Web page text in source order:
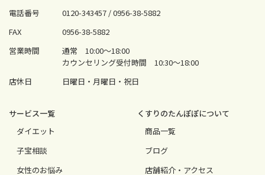
電話番号
0120-343457 /0956-38-5882
FAX
0956-38-5882
営業時間
通常 10:00〜18:00
カウンセリング受付時間 10:30〜18:00
店休日
日曜日・月曜日・祝日
サービス⼀覧
ダイエット
⼦宝相談
⼥性のお悩み
くすりのたんぽぽについて
商品一覧
ブログ
店舗紹介・アクセス